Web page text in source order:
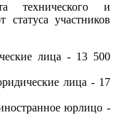
технического и
статуса участников
лица - 13 500
лица - 17
юрлицо -